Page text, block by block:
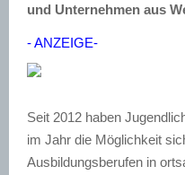
und Unternehmen aus
- ANZEIGE-
Seit 2012 haben
im Jahr die Möglichkeit
Ausbildungsberufen in